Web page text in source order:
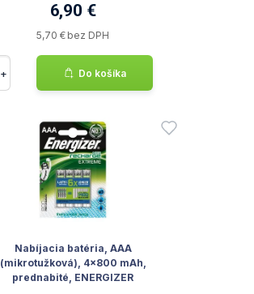
6,90 €
5,70 € bez DPH
+ Do košíka
Nabíjacia batéria, AAA
(mikrotužková), 4x800 mAh,
prednabité, ENERGIZER